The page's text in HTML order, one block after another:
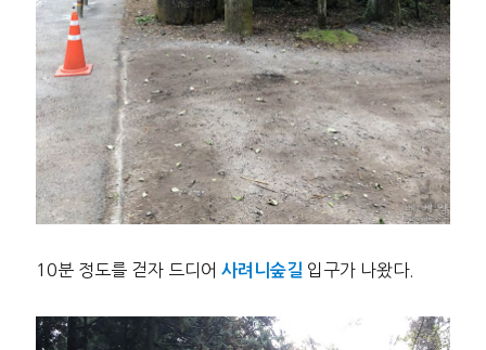
10분 정도를 걷자 드디어 사려니숲길 입구가 나왔다.